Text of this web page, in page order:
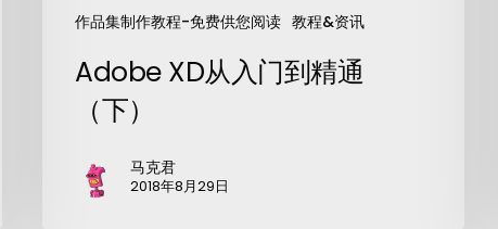
作品集制作教程-免费供您阅读 教程&资讯
Adobe XD从入门到精通
（下）
马克君
2018年8月29日